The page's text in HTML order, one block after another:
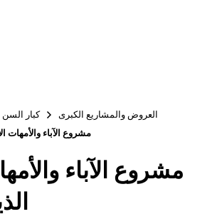
Română
Русский
كبار السن
العروض والمشاريع الكبرى
مشروع الآباء والأمهات
مشروع الآباء